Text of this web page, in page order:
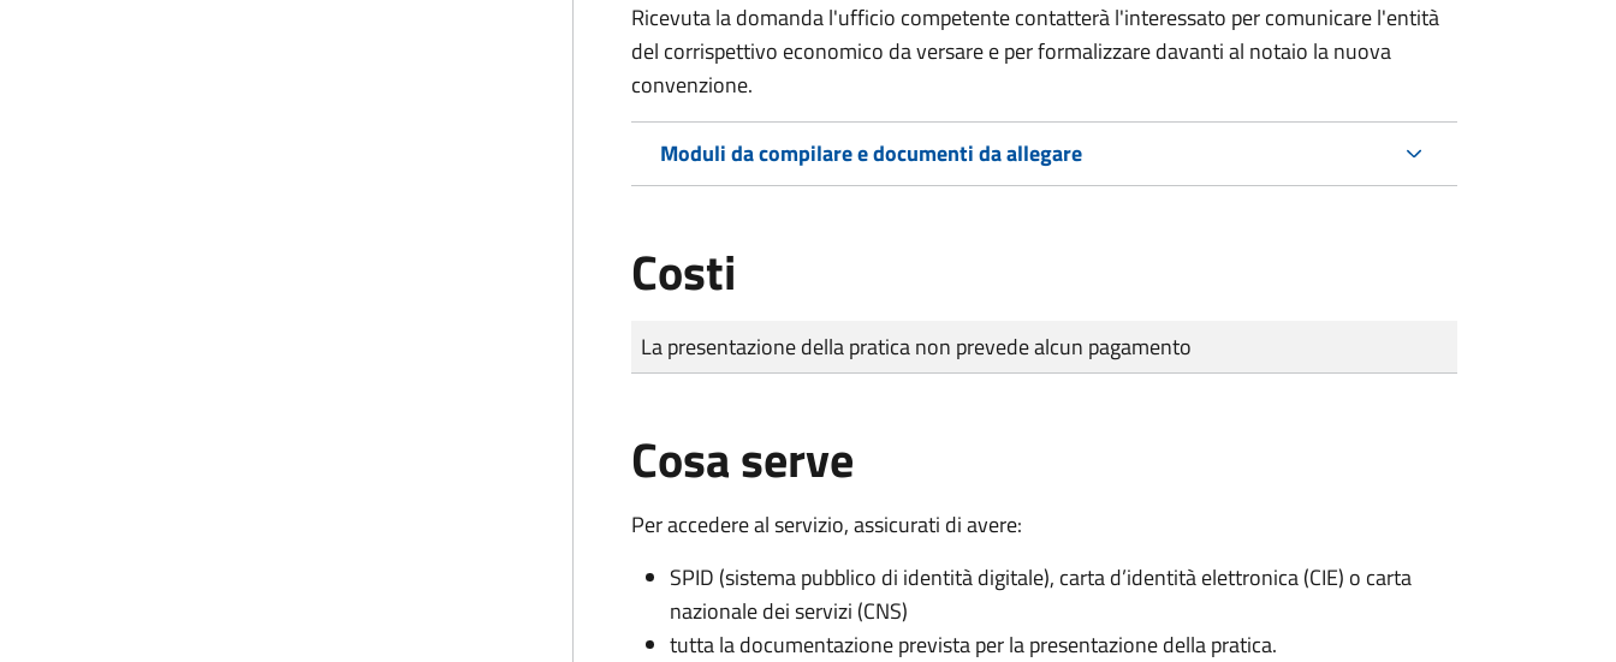
Ricevuta la domanda l'ufficio competente contatterà l'interessato per comunicare l'entità
del corrispettivo economico da versare e per formalizzare davanti al notaio la nuova
convenzione.
Moduli da compilare e documenti da allegare
Costi
Tipo di pagamento
Importo
La presentazione della pratica non prevede alcun pagamento
Cosa serve
Per accedere al servizio, assicurati di avere:
SPID (sistema pubblico di identità digitale), carta d’identità elettronica (CIE) o carta
nazionale dei servizi (CNS)
tutta la documentazione prevista per la presentazione della pratica.